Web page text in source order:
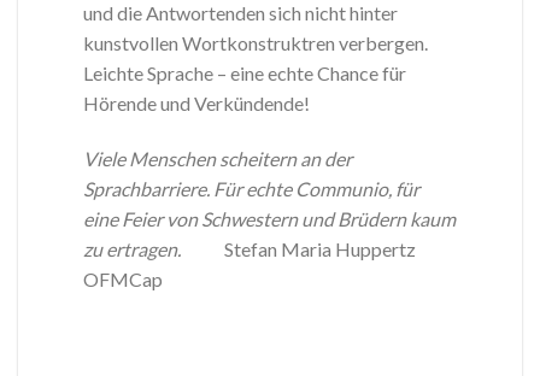
und die Antwortenden sich nicht hinter
kunstvollen Wortkonstruktren verbergen.
Leichte Sprache – eine echte Chance für
Hörende und Verkündende!
Viele Menschen scheitern an der
Sprachbarriere. Für echte Communio, für
eine Feier von Schwestern und Brüdern kaum
zu ertragen. Stefan Maria Huppertz
OFMCap